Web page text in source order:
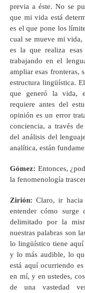
previa a éste. No se
que mi vida está
es el que pone los
cual se mueve mi
es la que realiza esas
trabajando en el
ampliar esas fronteras,
estructura lingüística.
que generó la vida,
requiere antes del
opinión es un error
conciencia, a través
del análisis del
analítica, están
Gómez: Entonces,
la fenomenología
Zirión:Claro, ir
entender cómo
delimitado por la
nuestras palabras son
lo lingüístico tiene aquí
y lo más audible, lo
está aquí ocurriendo
en mí, y en ustedes,
de una vastedad